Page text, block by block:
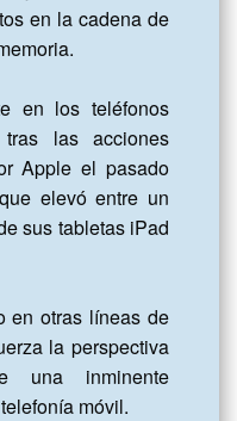
en la cadena de
en los teléfonos
las acciones
Apple el pasado
elevó entre un
sus tabletas iPad
en otras líneas de
la perspectiva
una inminente
móvil.